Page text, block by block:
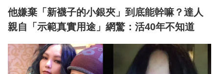
他嫌棄「新襪子的小銀夾」到底能幹嘛？達人
親自「示範真實用途」網驚：活40年不知道